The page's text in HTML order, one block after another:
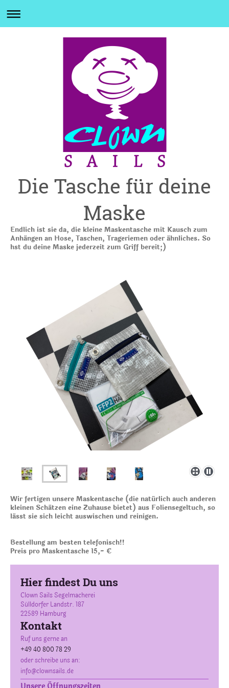
Die Tasche für deine
Maske
Endlich ist sie da, die kleine Maskentasche mit Kausch zum
Anhängen an Hose, Taschen, Trageriemen oder ähnliches. So
hst du deine Maske jederzeit zum Griff bereit;)
Wir fertigen unsere Maskentasche (die natürlich auch anderen
kleinen Schätzen eine Zuhause bietet) aus Foliensegeltuch, so
lässt sie sich leicht auswischen und reinigen.
Bestellung am besten telefonisch!!
Preis pro Maskentasche 15,- €
Hier findest Du uns
Clown Sails Segelmacherei
Sülldorfer Landstr. 187
22589 Hamburg
Kontakt
Ruf uns gerne an
+49 40 800 78 29
oder schreibe uns an:
info@clownsails.de